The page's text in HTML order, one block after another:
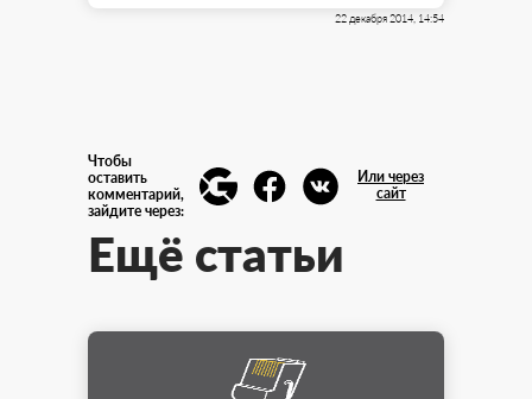
22 декабря 2014, 14:54
Чтобы
оставить
комментарий,
зайдите через:
Или через
сайт
Ещё статьи